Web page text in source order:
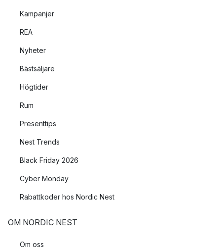
Kampanjer
REA
Nyheter
Bästsäljare
Högtider
Rum
Presenttips
Nest Trends
Black Friday 2026
Cyber Monday
Rabattkoder hos Nordic Nest
OM NORDIC NEST
Om oss